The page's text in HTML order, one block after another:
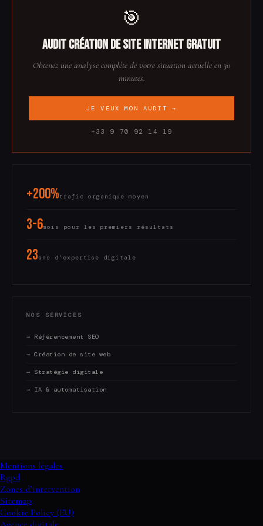
🎯
Audit Création de site internet gratuit
Obtenez une analyse complète de votre situation actuelle en 30
minutes.
JE VEUX MON AUDIT →
+33 9 70 92 14 19
+200%trafic organique moyen
3-6mois pour les premiers résultats
23ans d'expertise digitale
NOS SERVICES
→ Référencement SEO
→ Création de site web
→ Stratégie digitale
→ IA & automatisation
Mentions légales
Rgpd
Zones d’intervention
Sitemap
Cookie Policy (EU)